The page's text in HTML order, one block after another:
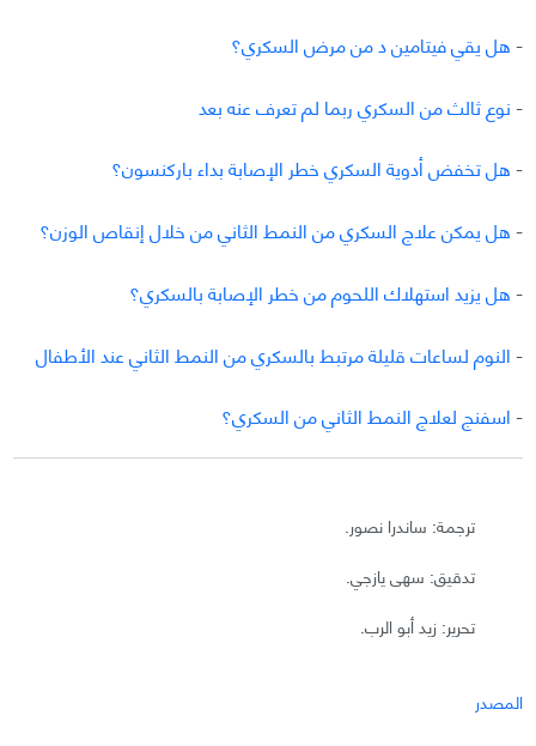
-هل يقي فيتامين د من مرض السكري؟
-نوع ثالث من السكري ربما لم تعرف عنه بعد
-هل تخفض أدوية السكري خطر الإصابة بداء باركنسون؟
-هل يمكن علاج السكري من النمط الثاني من خلال إنقاص الوزن؟
-هل يزيد استهلاك اللحوم من خطر الإصابة بالسكري؟
-النوم لساعات قليلة مرتبط بالسكري من النمط الثاني عند الأطفال
-اسفنج لعلاج النمط الثاني من السكري؟
ترجمة: ساندرا نصور.
تدقيق: سهى يازجي.
تحرير: زيد أبو الرب.
المصدر